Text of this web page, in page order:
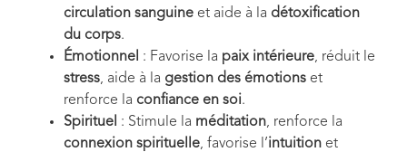
circulation sanguine et aide à la détoxification
du corps.
Émotionnel : Favorise la paix intérieure, réduit le
stress, aide à la gestion des émotions et
renforce la confiance en soi.
Spirituel : Stimule la méditation, renforce la
connexion spirituelle, favorise l’intuition et